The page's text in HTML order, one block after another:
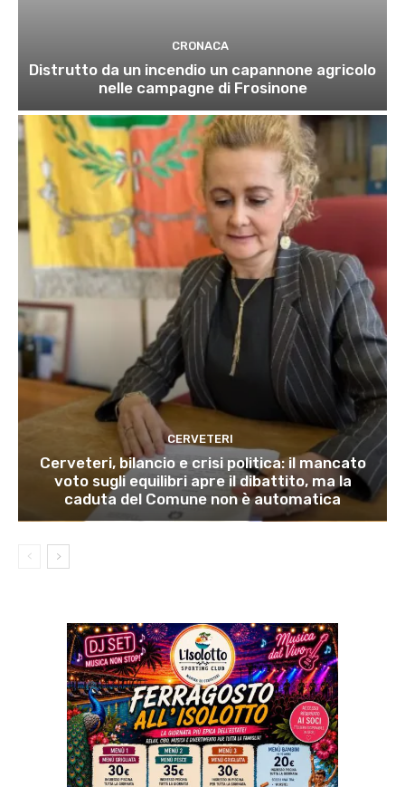
CRONACA
Distrutto da un incendio un capannone agricolo
nelle campagne di Frosinone
CERVETERI
Cerveteri, bilancio e crisi politica: il mancato
voto sugli equilibri apre il dibattito, ma la
caduta del Comune non è automatica